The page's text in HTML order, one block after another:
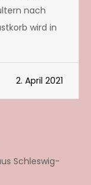
nach
wird in
2. April 2021
Schleswig-